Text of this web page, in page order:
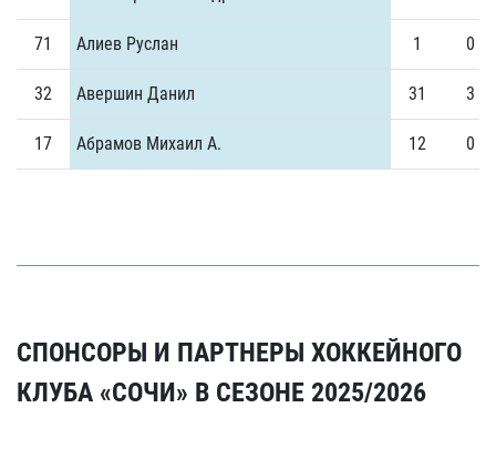
71 Алиев Руслан 1 0
32 Авершин Данил 31 3
17 Абрамов Михаил А. 12 0
СПОНСОРЫ И ПАРТНЕРЫ ХОККЕЙНОГО
КЛУБА «СОЧИ» В СЕЗОНЕ 2025/2026